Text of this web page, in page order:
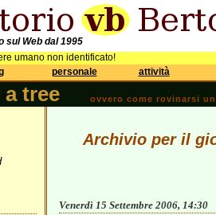
sul Web dal 1995
umano non identificato!
personale attività
a tree ovvero come rovinarsi
Archivio per il
Venerdì 15 Settembre 2006, 14:30